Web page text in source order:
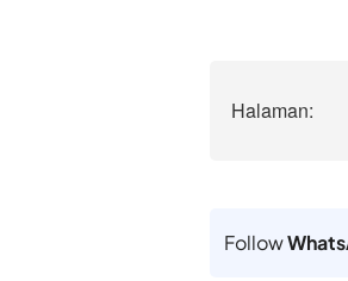
Halaman:
Follow